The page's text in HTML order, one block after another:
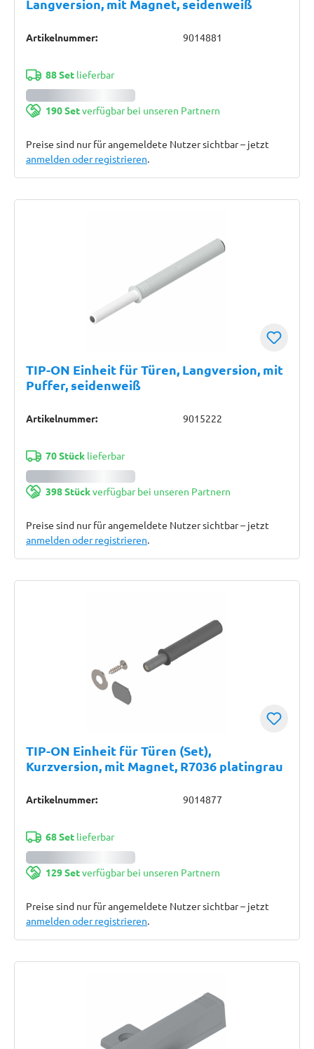
Langversion, mit Magnet, seidenweiß
Artikelnummer: 9014881
88 Setlieferbar
190 Setverfügbar bei unseren Partnern
Preise sind nur für angemeldete Nutzer sichtbar – jetzt
anmelden oder registrieren.
TIP-ON Einheit für Türen, Langversion, mit
Puffer, seidenweiß
Artikelnummer: 9015222
70 Stücklieferbar
398 Stückverfügbar bei unseren Partnern
Preise sind nur für angemeldete Nutzer sichtbar – jetzt
anmelden oder registrieren.
TIP-ON Einheit für Türen (Set),
Kurzversion, mit Magnet, R7036 platingrau
Artikelnummer: 9014877
68 Setlieferbar
129 Setverfügbar bei unseren Partnern
Preise sind nur für angemeldete Nutzer sichtbar – jetzt
anmelden oder registrieren.